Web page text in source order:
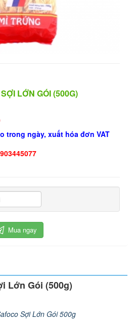
LỚN GÓI (500G)
trong ngày, xuất hóa đơn VAT
Mua ngay
Lớn Gói (500g)
Sợi Lớn Gói 500g